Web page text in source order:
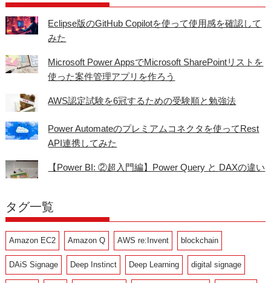
Eclipse版のGitHub Copilotを使って使用感を確認して
みた
Microsoft Power AppsでMicrosoft SharePointリストを
使った案件管理アプリを作ろう
AWS認定試験を6冠するための受験順と勉強法
Power Automateのプレミアムコネクタを使ってRest
API連携してみた
【Power BI: ②超入門編】Power Query と DAXの違い
タグ一覧
Amazon EC2 Amazon Q AWS re:Invent blockchain
DAiS Signage Deep Instinct Deep Learning digital signage